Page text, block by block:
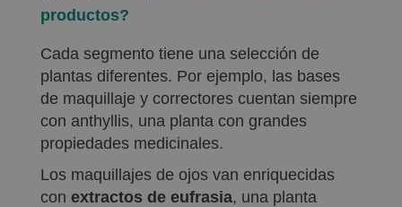
productos?
Cada segmento tiene una selección de
plantas diferentes. Por ejemplo, las bases
de maquillaje y correctores cuentan siempre
con anthyllis, una planta con grandes
propiedades medicinales.
Los maquillajes de ojos van enriquecidas
con extractos de eufrasia, una planta